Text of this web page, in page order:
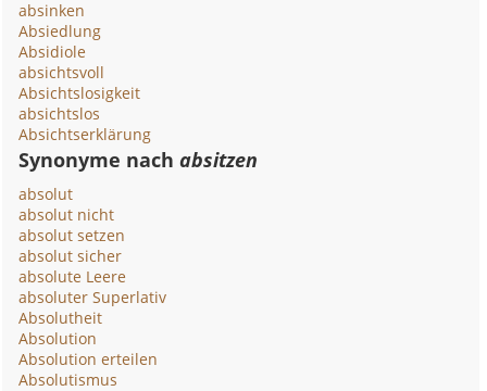
absinken
Absiedlung
Absidiole
absichtsvoll
Absichtslosigkeit
absichtslos
Absichtserklärung
Synonyme nachabsitzen
absolut
absolut nicht
absolut setzen
absolut sicher
absolute Leere
absoluter Superlativ
Absolutheit
Absolution
Absolution erteilen
Absolutismus